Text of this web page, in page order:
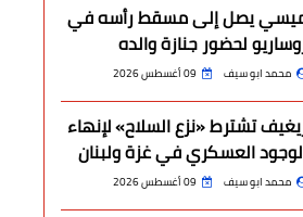
يصل إلى مسقط رأسه في
لحضور جنازة والده
محمد ابو سيف 09 أغسطس 2026
تشترط «نزع السلاح» لإنهاء
العسكري في غزة ولبنان
محمد ابو سيف 09 أغسطس 2026